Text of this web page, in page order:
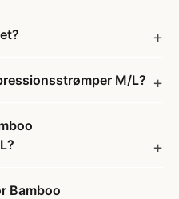
M/L?
Bamboo